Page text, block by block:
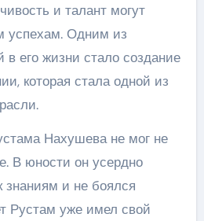
и талант могут
успехам. Одним из
в его жизни стало создание
которая стала одной из
Нахушева не мог не
В юности он усердно
знаниям и не боялся
Рустам уже имел свой